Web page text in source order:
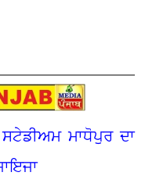
ਮਾਧੋਪੁਰ ਦਾ